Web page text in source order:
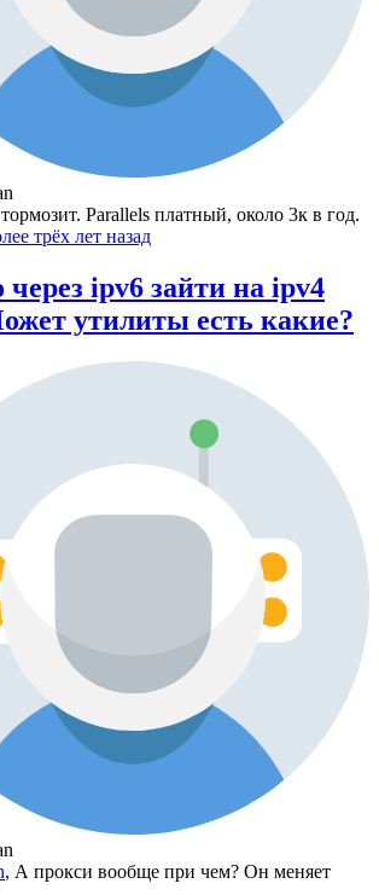
Parallels платный, около 3к в год.
трёх лет назад
через ipv6 зайти на ipv4
утилиты есть какие?
, А прокси вообще при чем? Он меняет